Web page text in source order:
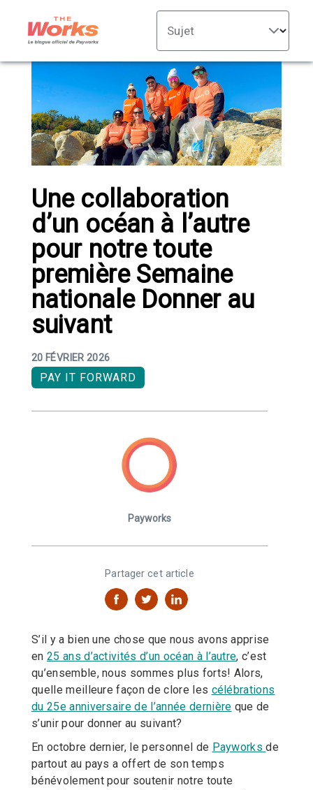
Sujet
Une collaboration
d’un océan à l’autre
pour notre toute
première Semaine
nationale Donner au
suivant
20 FÉVRIER 2026
PAY IT FORWARD
Payworks
Partager cet article
S’il y a bien une chose que nous avons apprise
en 25 ans d’activités d’un océan à l’autre, c’est
qu’ensemble, nous sommes plus forts! Alors,
quelle meilleure façon de clore les célébrations
du 25e anniversaire de l’année dernière que de
s’unir pour donner au suivant?
En octobre dernier, le personnel de Payworksde
partout au pays a offert de son temps
bénévolement pour soutenir notre toute